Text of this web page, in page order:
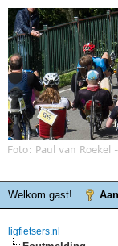
Welkom gast!
ligfietsers.nl